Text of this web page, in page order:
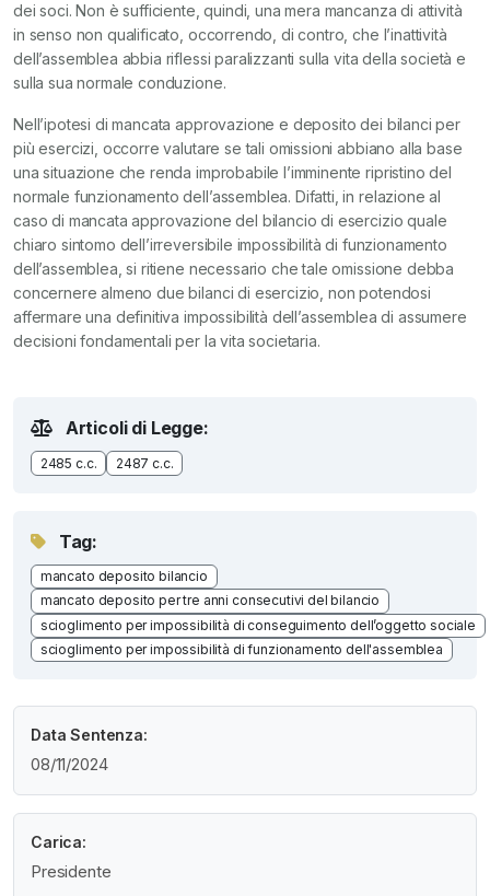
dei soci. Non è sufficiente, quindi, una mera mancanza di attività
in senso non qualificato, occorrendo, di contro, che l’inattività
dell’assemblea abbia riflessi paralizzanti sulla vita della società e
sulla sua normale conduzione.
Nell’ipotesi di mancata approvazione e deposito dei bilanci per
più esercizi, occorre valutare se tali omissioni abbiano alla base
una situazione che renda improbabile l’imminente ripristino del
normale funzionamento dell’assemblea. Difatti, in relazione al
caso di mancata approvazione del bilancio di esercizio quale
chiaro sintomo dell’irreversibile impossibilità di funzionamento
dell’assemblea, si ritiene necessario che tale omissione debba
concernere almeno due bilanci di esercizio, non potendosi
affermare una definitiva impossibilità dell’assemblea di assumere
decisioni fondamentali per la vita societaria.
Articoli di Legge:
2485 c.c. 2487 c.c.
Tag:
mancato deposito bilancio
mancato deposito per tre anni consecutivi del bilancio
scioglimento per impossibilità di conseguimento dell’oggetto sociale
scioglimento per impossibilità di funzionamento dell'assemblea
Data Sentenza:
08/11/2024
Carica:
Presidente